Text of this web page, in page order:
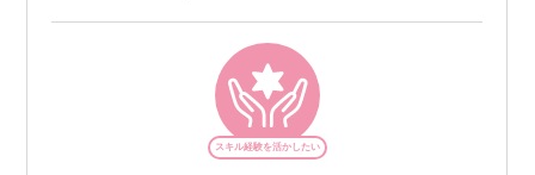
スキル経験を活かしたい